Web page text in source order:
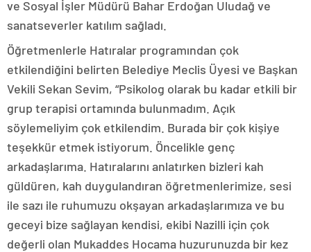
ve Sosyal İşler Müdürü Bahar Erdoğan Uludağ ve
sanatseverler katılım sağladı.
Öğretmenlerle Hatıralar programından çok
etkilendiğini belirten Belediye Meclis Üyesi ve Başkan
Vekili Sekan Sevim, “Psikolog olarak bu kadar etkili bir
grup terapisi ortamında bulunmadım. Açık
söylemeliyim çok etkilendim. Burada bir çok kişiye
teşekkür etmek istiyorum. Öncelikle genç
arkadaşlarıma. Hatıralarını anlatırken bizleri kah
güldüren, kah duygulandıran öğretmenlerimize, sesi
ile sazı ile ruhumuzu okşayan arkadaşlarımıza ve bu
geceyi bize sağlayan kendisi, ekibi Nazilli için çok
değerli olan Mukaddes Hocama huzurunuzda bir kez